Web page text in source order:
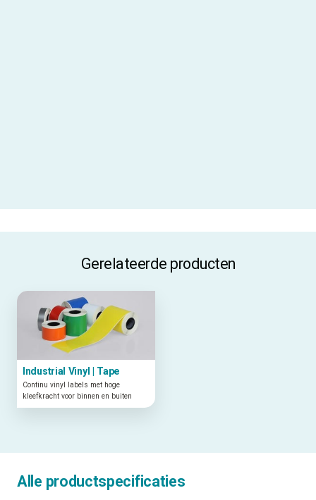
Gerelateerde producten
Industrial Vinyl | Tape
Continu vinyl labels met hoge
kleefkracht voor binnen en buiten
Alle productspecificaties